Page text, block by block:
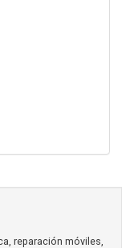
reparación móviles,